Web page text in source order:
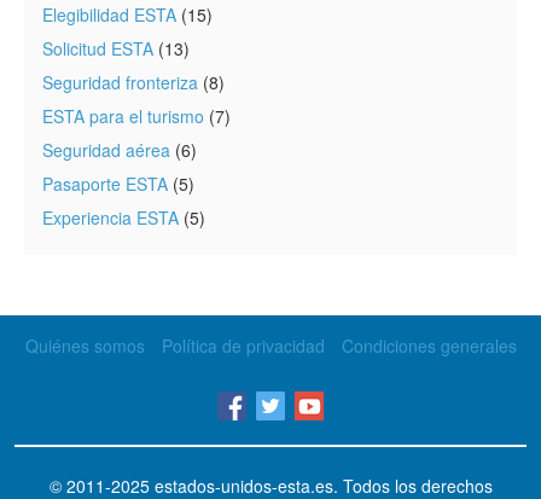
Elegibilidad ESTA (15)
Solicitud ESTA (13)
Seguridad fronteriza (8)
ESTA para el turismo (7)
Seguridad aérea (6)
Pasaporte ESTA (5)
Experiencia ESTA (5)
Quiénes somos Política de privacidad Condiciones generales
© 2011-2025 estados-unidos-esta.es. Todos los derechos